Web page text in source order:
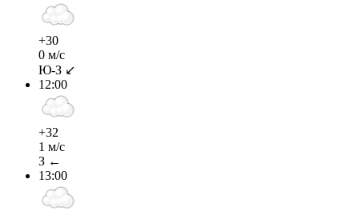
+30
0 м/с
Ю-З ↙
12:00
+32
1 м/с
З ←
13:00